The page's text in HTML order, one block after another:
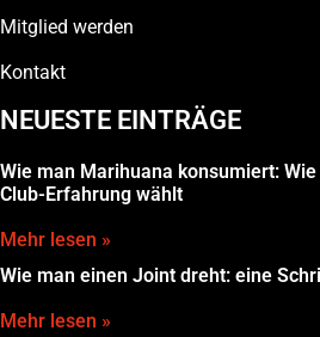
Mitglied werden
Kontakt
NEUESTE EINTRÄGE
Wie man Marihuana konsumiert:
Club-Erfahrung wählt
Mehr lesen »
Wie man einen Joint dreht: eine
Mehr lesen »